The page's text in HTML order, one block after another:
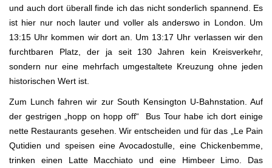
und auch dort überall finde ich das nicht sonderlich spannend. Es
ist hier nur noch lauter und voller als anderswo in London. Um
13:15 Uhr kommen wir dort an. Um 13:17 Uhr verlassen wir den
furchtbaren Platz, der ja seit 130 Jahren kein Kreisverkehr,
sondern nur eine mehrfach umgestaltete Kreuzung ohne jeden
historischen Wert ist.
Zum Lunch fahren wir zur South Kensington U-Bahnstation. Auf
der gestrigen „hopp on hopp off“ Bus Tour habe ich dort einige
nette Restaurants gesehen. Wir entscheiden und für das „Le Pain
Qutidien und speisen eine Avocadostulle, eine Chickenbemme,
trinken einen Latte Macchiato und eine Himbeer Limo. Das